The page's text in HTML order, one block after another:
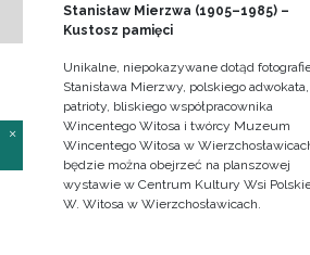
Stanisław Mierzwa (1905–1985) –
Kustosz pamięci
Unikalne, niepokazywane dotąd
Stanisława Mierzwy, polskiego adwokata,
patrioty, bliskiego współpracownika
Wincentego Witosa i twórcy Muzeum
Wincentego Witosa w
będzie można obejrzeć na planszowej
wystawie w Centrum Kultury Wsi
W. Witosa w Wierzchosławicach.